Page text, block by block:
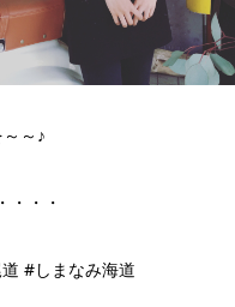
～♪
・・・
#しまなみ海道